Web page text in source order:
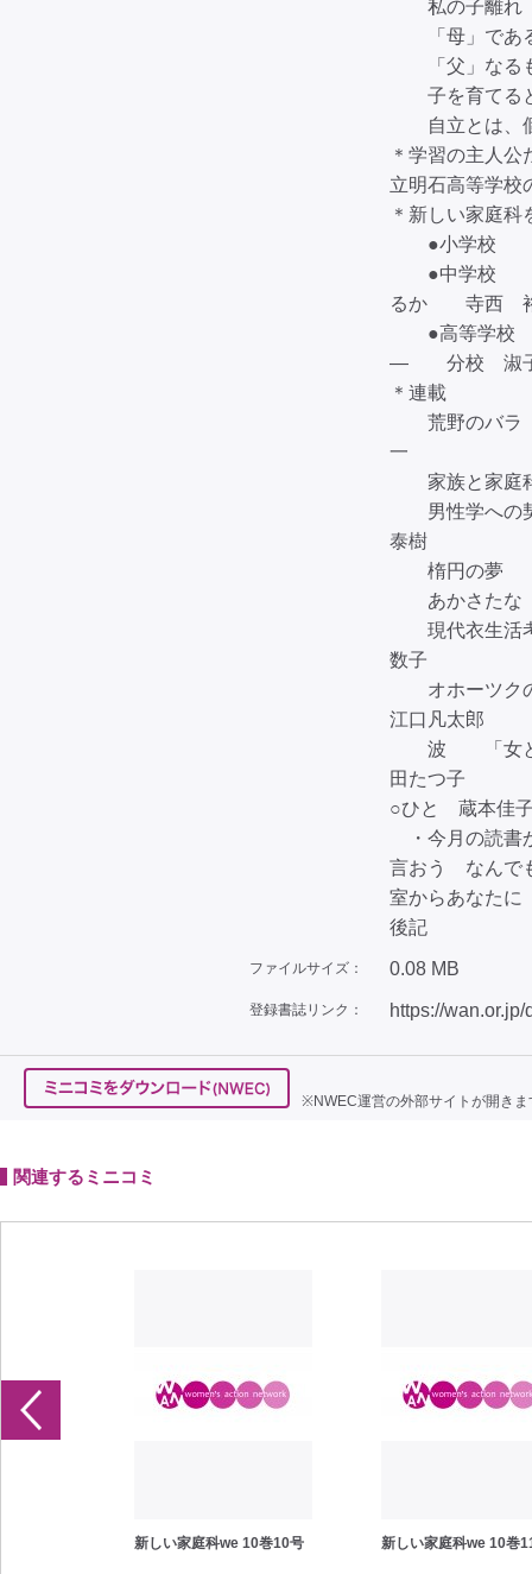
私の子離
「母」であ
「父」な
子を育てる
自立とは、
＊学習の主
立明石高等学校
＊新しい家庭科
●小学校 続
●中学校 「
るか 寺西
●高等学校
— 分校 淑
＊連載
荒野のバラ
一
家族と家庭
男性学への
泰樹
楕円の夢
あかさたな
現代衣生活
数子
オホーツク
江口凡太郎
波 「女と男
田たつ子
○ひと 蔵本佳
・今月の読
言おう なん
室からあな
後記
ファイルサイズ： 0.08 MB
登録書誌リンク： https://
※NWEC運営の外部サイトが開きま
関連するミニコミ
新しい家庭科we 10巻10号 新しい家庭科we 10巻